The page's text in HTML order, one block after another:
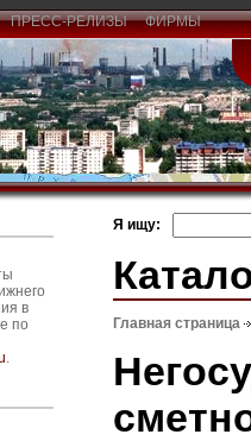
ПРЕСС-РЕЛИЗЫ ФИРМЫ
в
по
.
Я ищу:
Главная страница